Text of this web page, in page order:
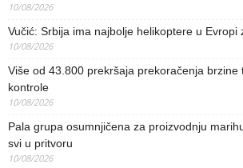
10/08/2026
Vučić: Srbija ima najbolje helikoptere u Evropi
10/08/2026
Više od 43.800 prekršaja prekoračenja brzine
kontrole
10/08/2026
Pala grupa osumnjičena za proizvodnju
svi u pritvoru
10/08/2026